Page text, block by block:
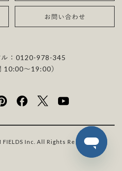
お問い合わせ
：0120-978-345
10:00〜19:00）
FIELDS Inc. All Rights Reserved.